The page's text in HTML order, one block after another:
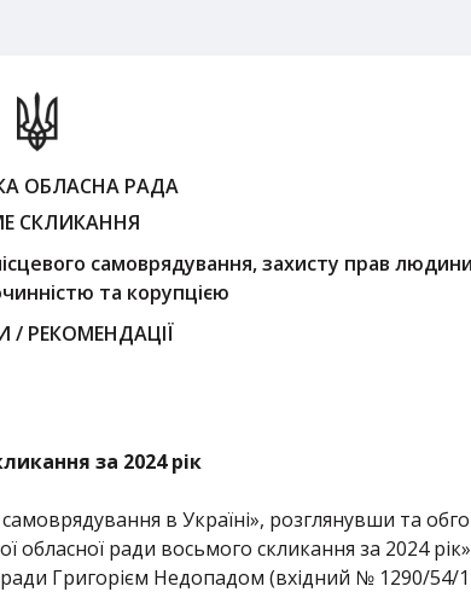
ОБЛАСНА РАДА
СКЛИКАННЯ
самоврядування, захисту прав
та корупцією
/ РЕКОМЕНДАЦІЇ
за 2024 рік
в Україні», розглянувши та
ради восьмого скликання за 2024
Григорієм Недопадом (вхідний № 1290/54/